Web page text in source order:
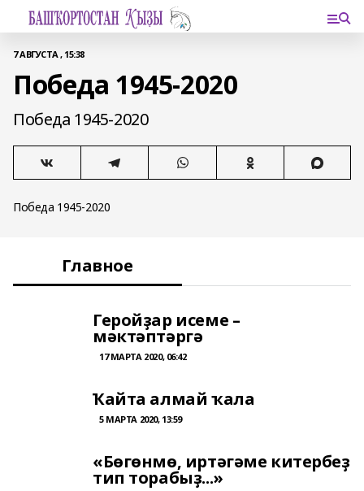
7 АВГУСТА , 15:38
Победа 1945-2020
Победа 1945-2020
Победа 1945-2020
Главное
Геройҙар исеме –
мәктәптәргә
17 МАРТА 2020, 06:42
Ҡайта алмай ҡала
5 МАРТА 2020, 13:59
«Бөгөнмө, иртәгәме китербеҙ
тип торабыҙ...»